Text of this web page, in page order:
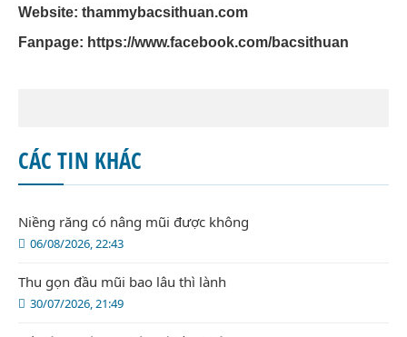
Website: thammybacsithuan.com
Fanpage: https://www.facebook.com/bacsithuan
CÁC TIN KHÁC
06/08/2026, 22:43
Niềng răng có nâng mũi được không
30/07/2026, 21:49
Thu gọn đầu mũi bao lâu thì lành